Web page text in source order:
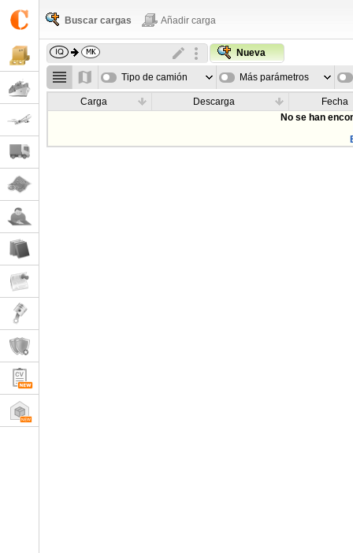
Buscar cargas Añadir carga
Nueva
Tipo de camión Más parámetros
Carga Descarga
Fecha
No se han